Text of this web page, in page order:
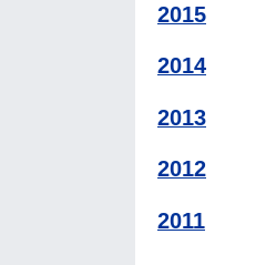
2015
2014
2013
2012
2011